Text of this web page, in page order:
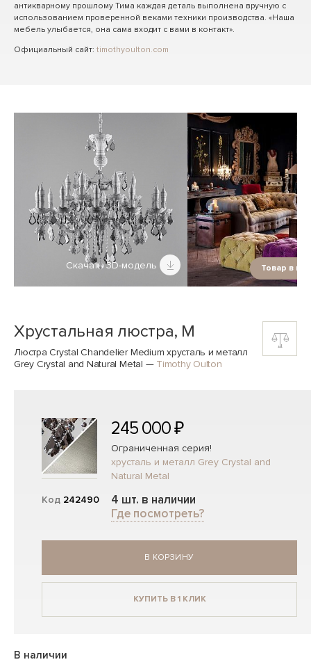
антикварному прошлому Тима каждая деталь выполнена вручную с
использованием проверенной веками техники производства. «Наша
мебель улыбается, она сама входит с вами в контакт».
Официальный сайт: timothyoulton.com
Скачать 3D-модель Товар в
Хрустальная люстра, M
Люстра Crystal Chandelier Medium хрусталь и металл
Grey Crystal and Natural Metal — Timothy Oulton
Код 242490
245 000 ₽
Ограниченная серия!
хрусталь и металл Grey Crystal and
Natural Metal
4 шт. в наличии
Где посмотреть?
В КОРЗИНУ
КУПИТЬ В 1 КЛИК
В наличии